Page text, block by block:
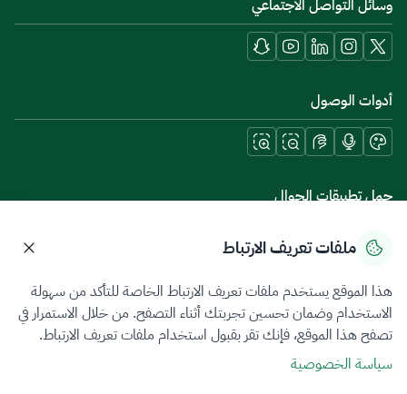
وسائل التواصل الاجتماعي
أدوات الوصول
حمل تطبيقات الجوال
سياسة الخصوصيةشروط الاستخدامخريطة الموقع
جميع الحقوق محفوظة 2026 © ZATCA.GOV.SA
تم تطويره وصيانته بواسطة هيئة الزكاة والضريبة والجمارك
ملفات تعريف الارتباط
هذا الموقع يستخدم ملفات تعريف الارتباط الخاصة للتأكد من سهولة
الاستخدام وضمان تحسين تجربتك أثناء التصفح. من خلال الاستمرار في
تصفح هذا الموقع، فإنك تقر بقبول استخدام ملفات تعريف الارتباط.
سياسة الخصوصية